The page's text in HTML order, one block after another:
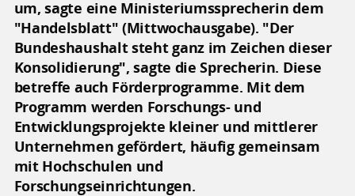
um, sagte eine Ministeriumssprecherin dem
"Handelsblatt" (Mittwochausgabe). "Der
Bundeshaushalt steht ganz im Zeichen dieser
Konsolidierung", sagte die Sprecherin. Diese
betreffe auch Förderprogramme. Mit dem
Programm werden Forschungs- und
Entwicklungsprojekte kleiner und mittlerer
Unternehmen gefördert, häufig gemeinsam
mit Hochschulen und
Forschungseinrichtungen.